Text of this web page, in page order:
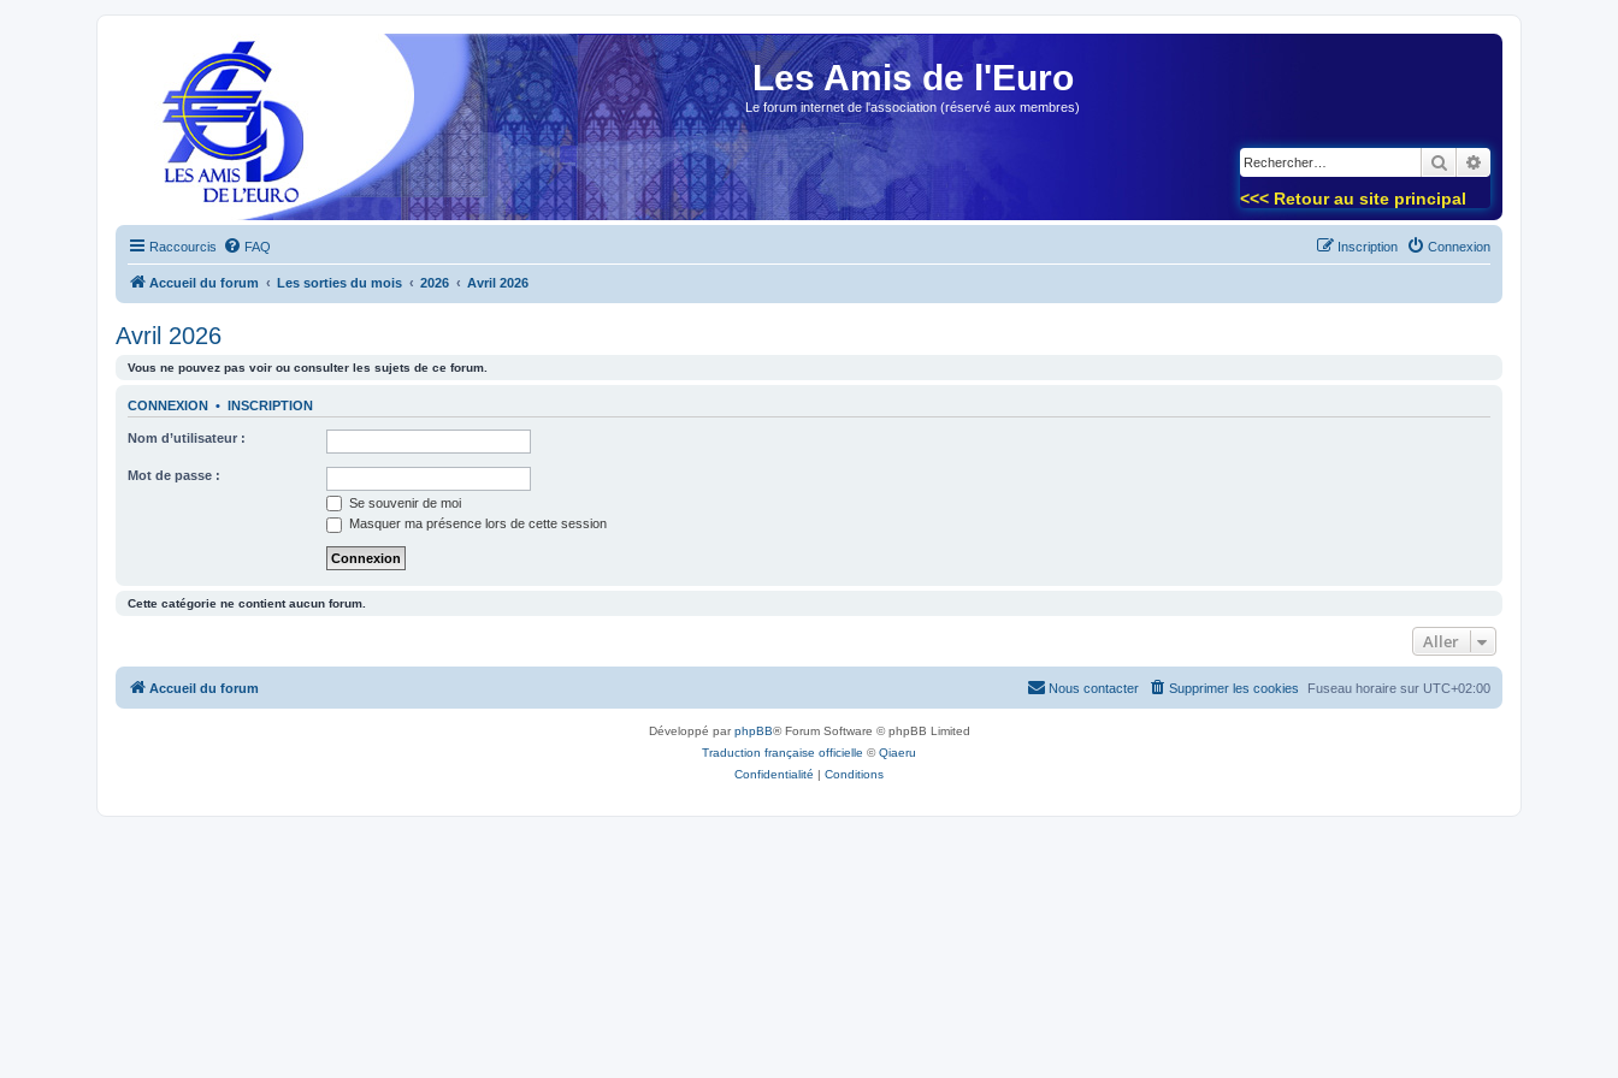
Les Amis de l'Euro
Le forum internet de l'association (réservé aux membres)
Rechercher
<<< Retour au site principal
Raccourcis FAQ Connexion
Inscription
Accueil du forum Les sorties du mois 2026 Avril 2026
Avril 2026
Vous ne pouvez pas voir ou consulter les sujets de ce forum.
CONNEXION • INSCRIPTION
Nom d’utilisateur :
Mot de passe :
Se souvenir de moi
Masquer ma présence lors de cette session
Cette catégorie ne contient aucun forum.
Aller
Accueil du forum Fuseau horaire sur UTC+02:00
Supprimer les cookies
Nous contacter
Développé parphpBB® Forum Software © phpBB Limited
Traduction française officielle ©Qiaeru
Confidentialité | Conditions